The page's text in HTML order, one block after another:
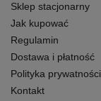
Sklep stacjonarny
Jak kupować
Regulamin
Dostawa i płatność
Polityka prywatności
Kontakt